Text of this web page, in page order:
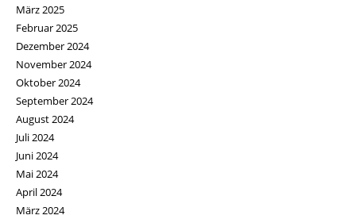
März 2025
Februar 2025
Dezember 2024
November 2024
Oktober 2024
September 2024
August 2024
Juli 2024
Juni 2024
Mai 2024
April 2024
März 2024